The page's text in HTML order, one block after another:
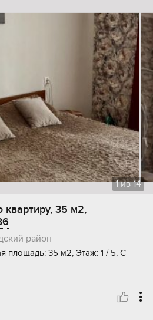
1из14
35 м2,
район
площадь: 35 м2, Этаж: 1 / 5, С